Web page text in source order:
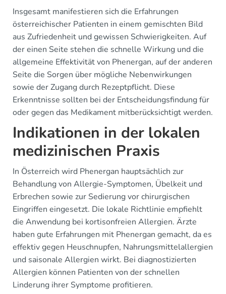
Insgesamt manifestieren sich die Erfahrungen
österreichischer Patienten in einem gemischten Bild
aus Zufriedenheit und gewissen Schwierigkeiten. Auf
der einen Seite stehen die schnelle Wirkung und die
allgemeine Effektivität von Phenergan, auf der anderen
Seite die Sorgen über mögliche Nebenwirkungen
sowie der Zugang durch Rezeptpflicht. Diese
Erkenntnisse sollten bei der Entscheidungsfindung für
oder gegen das Medikament mitberücksichtigt werden.
Indikationen in der lokalen
medizinischen Praxis
In Österreich wird Phenergan hauptsächlich zur
Behandlung von Allergie-Symptomen, Übelkeit und
Erbrechen sowie zur Sedierung vor chirurgischen
Eingriffen eingesetzt. Die lokale Richtlinie empfiehlt
die Anwendung bei kortisonfreien Allergien. Ärzte
haben gute Erfahrungen mit Phenergan gemacht, da es
effektiv gegen Heuschnupfen, Nahrungsmittelallergien
und saisonale Allergien wirkt. Bei diagnostizierten
Allergien können Patienten von der schnellen
Linderung ihrer Symptome profitieren.